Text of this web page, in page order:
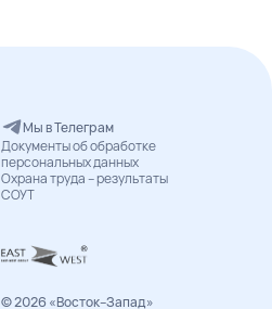
Мы в Телеграм
Документы об обработке
персональных данных
Охрана труда – результаты
СОУТ
© 2026 «Восток–Запад»